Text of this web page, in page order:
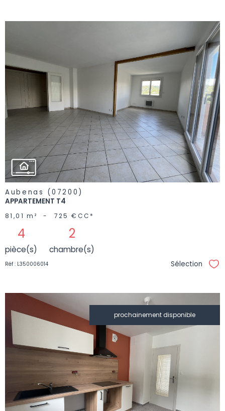
VOIR LE
BIEN
Aubenas (07200)
APPARTEMENT T4
81,01 m² - 725 € CC*
4
pièce(s)
2
chambre(s)
Réf : L350006014 Sélection
prochainement disponible
VOIR LE
BIEN